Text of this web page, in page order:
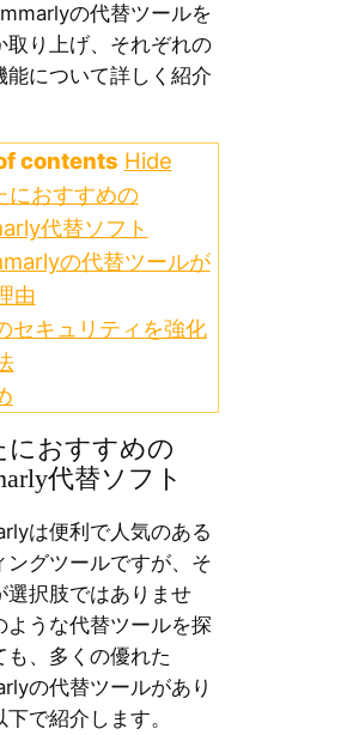
の代替ツールを
取り上げ、それぞれの
能について詳しく紹介
contents Hide
におすすめの
代替ソフト
の代替ツールが
由
セキュリティを強化
におすすめの
代替ソフト
は便利で人気のある
ングツールですが、そ
選択肢ではありませ
ような代替ツールを探
も、多くの優れた
の代替ツールがあり
下で紹介します。